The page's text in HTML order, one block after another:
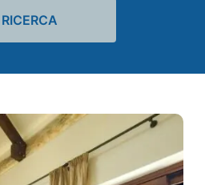
RICERCA